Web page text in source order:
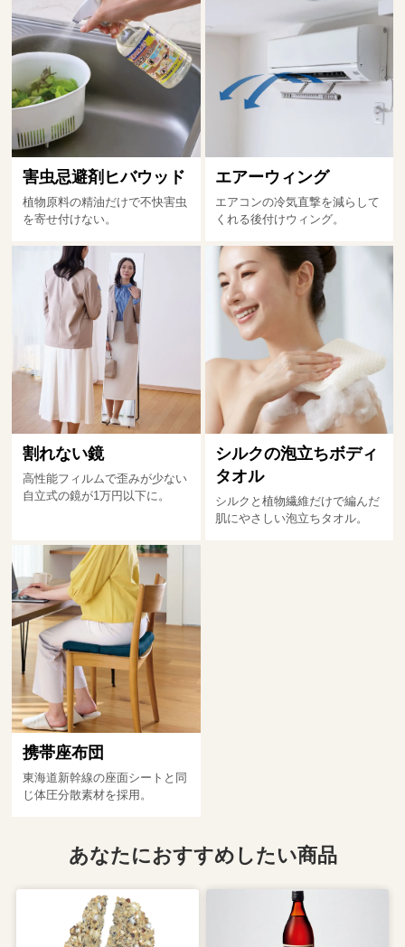
害虫忌避剤ヒバウッド
植物原料の精油だけで不快害虫
を寄せ付けない。
エアーウィング
エアコンの冷気直撃を減らして
くれる後付けウィング。
割れない鏡
高性能フィルムで歪みが少ない
自立式の鏡が1万円以下に。
シルクの泡立ちボディ
タオル
シルクと植物繊維だけで編んだ
肌にやさしい泡立ちタオル。
携帯座布団
東海道新幹線の座面シートと同
じ体圧分散素材を採用。
あなたにおすすめしたい商品